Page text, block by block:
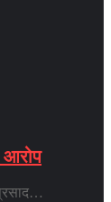
आरोप